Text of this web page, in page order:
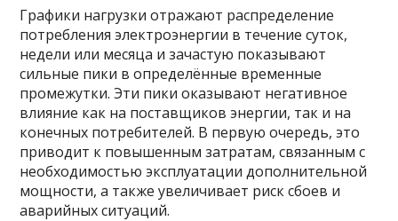
Графики нагрузки отражают распределение
потребления электроэнергии в течение суток,
недели или месяца и зачастую показывают
сильные пики в определённые временные
промежутки. Эти пики оказывают негативное
влияние как на поставщиков энергии, так и на
конечных потребителей. В первую очередь, это
приводит к повышенным затратам, связанным с
необходимостью эксплуатации дополнительной
мощности, а также увеличивает риск сбоев и
аварийных ситуаций.